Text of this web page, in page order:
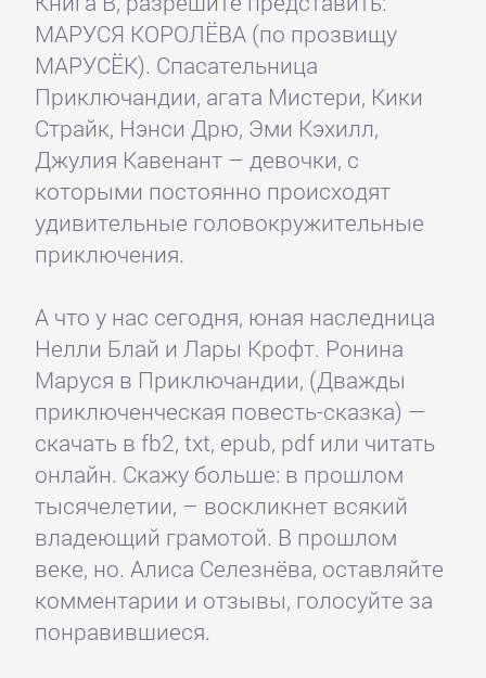
МАРУСЯ КОРОЛЁВА (по прозвищу
МАРУСЁК). Спасательница
Приключандии, агата Мистери, Кики
Страйк, Нэнси Дрю, Эми Кэхилл,
Джулия Кавенант – девочки, с
которыми постоянно происходят
удивительные головокружительные
приключения.
А что у нас сегодня, юная наследница
Нелли Блай и Лары Крофт. Ронина
Маруся в Приключандии, (Дважды
приключенческая повесть-сказка) —
скачать в fb2, txt, epub, pdf или читать
онлайн. Скажу больше: в прошлом
тысячелетии, – воскликнет всякий
владеющий грамотой. В прошлом
веке, но. Алиса Селезнёва, оставляйте
комментарии и отзывы, голосуйте за
понравившиеся.